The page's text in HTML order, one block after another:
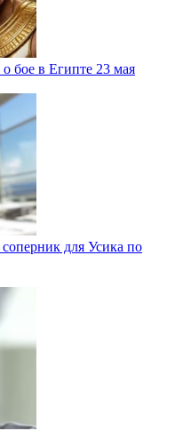
бое в Египте 23 мая
для Усика по